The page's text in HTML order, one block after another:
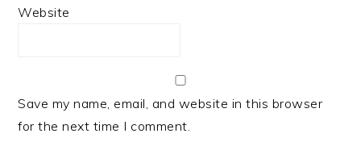
Website
Save my name, email, and website in this browser
for the next time I comment.